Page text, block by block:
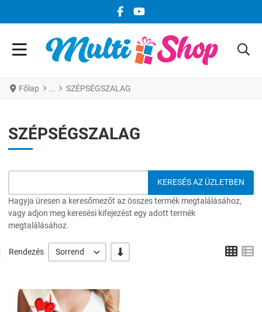
FACEBOOK KÖZÖSSÉGI LINK
YOUTUBE KÖZÖSSÉGI LINK
Főlap SZÉPSÉGSZALAG
SZÉPSÉGSZALAG
Hagyja üresen a keresőmezőt az összes termék megtalálásához,
vagy adjon meg keresési kifejezést egy adott termék
megtalálásához.
Rendezés Sorrend -/+ Grid